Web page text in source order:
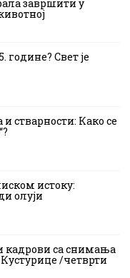
завршити у
године? Свет је
стварности: Како се
истоку:
олуји
са снимања
/четврти